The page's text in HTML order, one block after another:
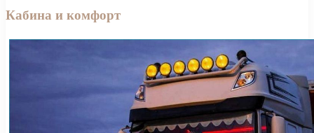
Кабина и комфорт